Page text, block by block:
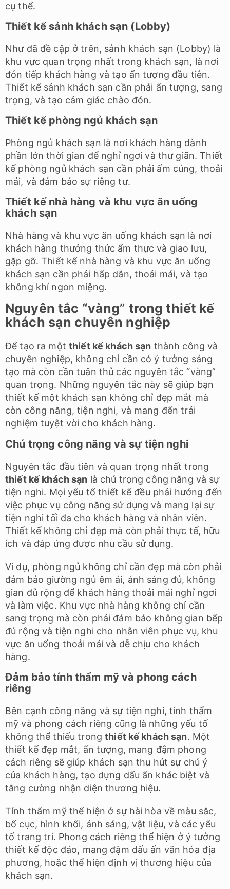
cụ thể.
Thiết kế sảnh khách sạn (Lobby)
Như đã đề cập ở trên, sảnh khách sạn (Lobby) là
khu vực quan trọng nhất trong khách sạn, là nơi
đón tiếp khách hàng và tạo ấn tượng đầu tiên.
Thiết kế sảnh khách sạn cần phải ấn tượng, sang
trọng, và tạo cảm giác chào đón.
Thiết kế phòng ngủ khách sạn
Phòng ngủ khách sạn là nơi khách hàng dành
phần lớn thời gian để nghỉ ngơi và thư giãn. Thiết
kế phòng ngủ khách sạn cần phải ấm cúng, thoải
mái, và đảm bảo sự riêng tư.
Thiết kế nhà hàng và khu vực ăn uống
khách sạn
Nhà hàng và khu vực ăn uống khách sạn là nơi
khách hàng thưởng thức ẩm thực và giao lưu,
gặp gỡ. Thiết kế nhà hàng và khu vực ăn uống
khách sạn cần phải hấp dẫn, thoải mái, và tạo
không khí ngon miệng.
Nguyên tắc “vàng” trong thiết kế
khách sạn chuyên nghiệp
Để tạo ra một thiết kế khách sạn thành công và
chuyên nghiệp, không chỉ cần có ý tưởng sáng
tạo mà còn cần tuân thủ các nguyên tắc “vàng”
quan trọng. Những nguyên tắc này sẽ giúp bạn
thiết kế một khách sạn không chỉ đẹp mắt mà
còn công năng, tiện nghi, và mang đến trải
nghiệm tuyệt vời cho khách hàng.
Chú trọng công năng và sự tiện nghi
Nguyên tắc đầu tiên và quan trọng nhất trong
thiết kế khách sạn là chú trọng công năng và sự
tiện nghi. Mọi yếu tố thiết kế đều phải hướng đến
việc phục vụ công năng sử dụng và mang lại sự
tiện nghi tối đa cho khách hàng và nhân viên.
Thiết kế không chỉ đẹp mà còn phải thực tế, hữu
ích và đáp ứng được nhu cầu sử dụng.
Ví dụ, phòng ngủ không chỉ cần đẹp mà còn phải
đảm bảo giường ngủ êm ái, ánh sáng đủ, không
gian đủ rộng để khách hàng thoải mái nghỉ ngơi
và làm việc. Khu vực nhà hàng không chỉ cần
sang trọng mà còn phải đảm bảo không gian bếp
đủ rộng và tiện nghi cho nhân viên phục vụ, khu
vực ăn uống thoải mái và dễ chịu cho khách
hàng.
Đảm bảo tính thẩm mỹ và phong cách
riêng
Bên cạnh công năng và sự tiện nghi, tính thẩm
mỹ và phong cách riêng cũng là những yếu tố
không thể thiếu trongthiết kế khách sạn. Một
thiết kế đẹp mắt, ấn tượng, mang đậm phong
cách riêng sẽ giúp khách sạn thu hút sự chú ý
của khách hàng, tạo dựng dấu ấn khác biệt và
tăng cường nhận diện thương hiệu.
Tính thẩm mỹ thể hiện ở sự hài hòa về màu sắc,
bố cục, hình khối, ánh sáng, vật liệu, và các yếu
tố trang trí. Phong cách riêng thể hiện ở ý tưởng
thiết kế độc đáo, mang đậm dấu ấn văn hóa địa
phương, hoặc thể hiện định vị thương hiệu của
khách sạn.